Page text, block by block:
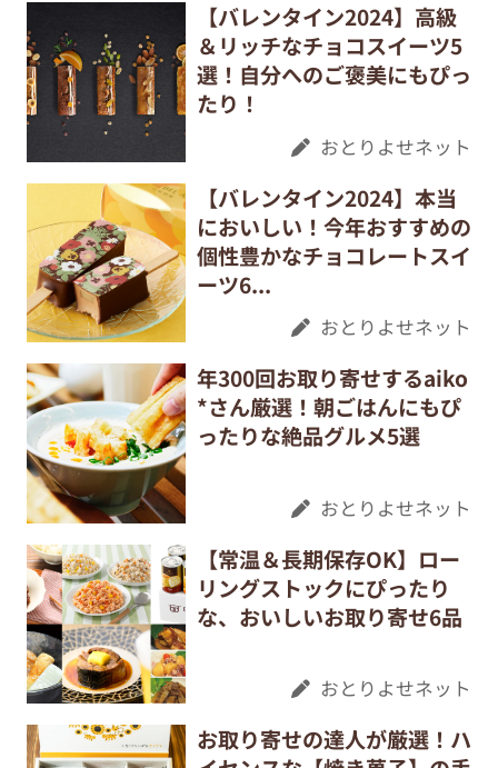
【バレンタイン2024】高級
＆リッチなチョコスイーツ5
選！自分へのご褒美にもぴっ
たり！
おとりよせネット
【バレンタイン2024】本当
においしい！今年おすすめの
個性豊かなチョコレートスイ
ーツ6...
おとりよせネット
年300回お取り寄せするaiko
*さん厳選！朝ごはんにもぴ
ったりな絶品グルメ5選
おとりよせネット
【常温＆長期保存OK】ロー
リングストックにぴったり
な、おいしいお取り寄せ6品
おとりよせネット
お取り寄せの達人が厳選！ハ